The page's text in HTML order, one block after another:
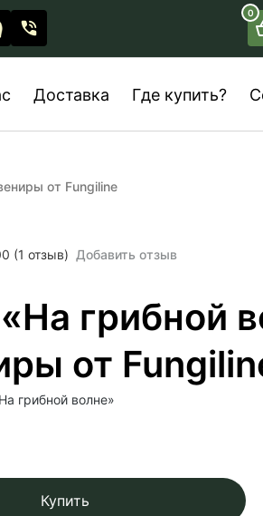
0
Доставка Где купить?
от Fungiline
(1 отзыв) Добавить отзыв
грибной
от
грибной волне»
Купить